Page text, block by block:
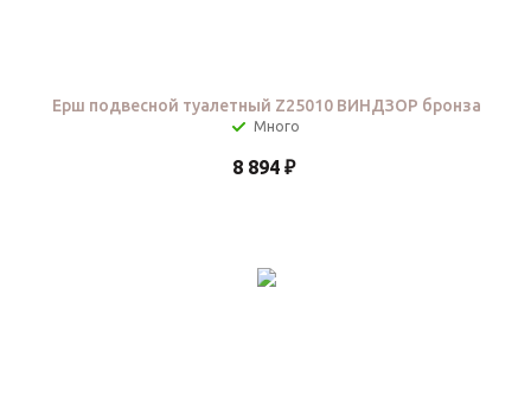
Ерш подвесной туалетный Z25010 ВИНДЗОР бронза
8 894 ₽